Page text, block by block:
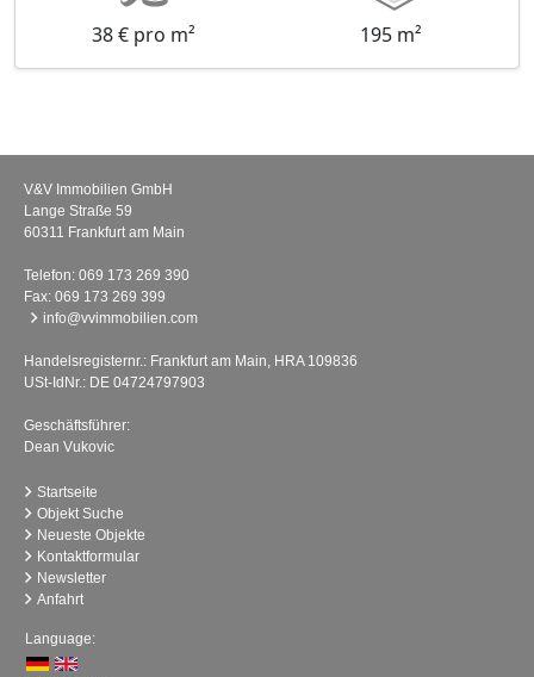
38 € pro m² 195 m²
V&V Immobilien GmbH
Lange Straße 59
60311 Frankfurt am Main
Telefon: 069 173 269 390
Fax: 069 173 269 399
info@vvimmobilien.com
Handelsregisternr.: Frankfurt am Main, HRA 109836
USt-IdNr.: DE 04724797903
Geschäftsführer:
Dean Vukovic
Startseite
Objekt Suche
Neueste Objekte
Kontaktformular
Newsletter
Anfahrt
Language: